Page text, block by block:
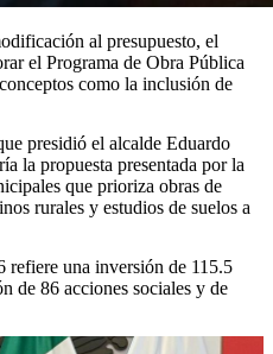
al presupuesto, el
el Programa de Obra Pública
como la inclusión de
presidió el alcalde Eduardo
la propuesta presentada por la
que prioriza obras de
rurales y estudios de suelos a
refiere una inversión de 115.5
de 86 acciones sociales y de